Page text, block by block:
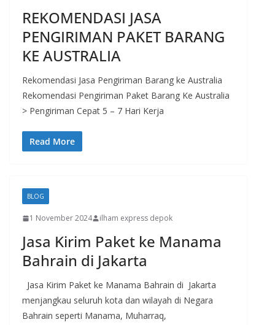
REKOMENDASI JASA
PENGIRIMAN PAKET BARANG
KE AUSTRALIA
Rekomendasi Jasa Pengiriman Barang ke Australia
Rekomendasi Pengiriman Paket Barang Ke Australia
> Pengiriman Cepat 5 – 7 Hari Kerja
Read More
BLOG
1 November 2024 ilham express depok
Jasa Kirim Paket ke Manama
Bahrain di Jakarta
Jasa Kirim Paket ke Manama Bahrain di Jakarta
menjangkau seluruh kota dan wilayah di Negara
Bahrain seperti Manama, Muharraq,